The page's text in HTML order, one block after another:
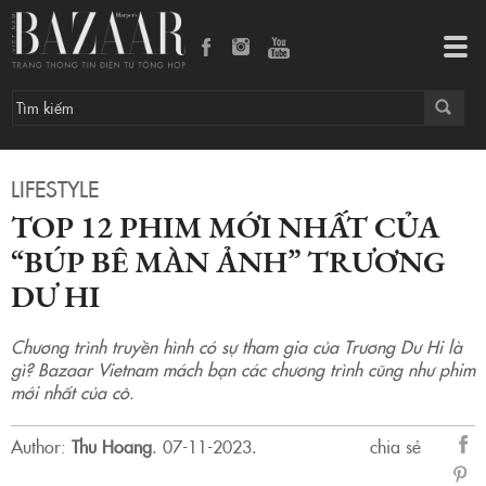
LIFESTYLE
TOP 12 PHIM MỚI NHẤT CỦA
“BÚP BÊ MÀN ẢNH” TRƯƠNG
DƯ HI
Chương trình truyền hình có sự tham gia của Trương Dư Hi là
gì? Bazaar Vietnam mách bạn các chương trình cũng như phim
mới nhất của cô.
Author: Thu Hoang. 07-11-2023.
chia sẻ
sẻ